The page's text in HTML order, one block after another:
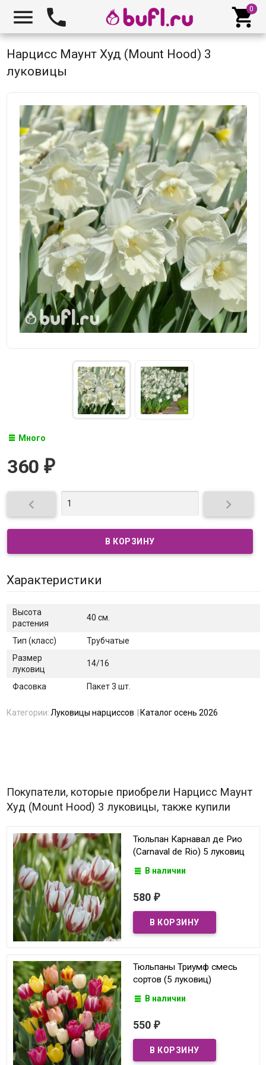
  
Нарцисс Маунт Худ (Mount Hood) 3
луковицы
Много
360 ₽
 
Характеристики
Высота
растения
40 см.
Тип (класс)
Трубчатые
Размер
луковиц
14/16
Фасовка Пакет 3 шт.
Категории:Луковицы нарциссов Каталог осень 2026
Покупатели, которые приобрели Нарцисс Маунт
Худ (Mount Hood) 3 луковицы, также купили
Тюльпан Карнавал де Рио
(Carnaval de Rio) 5 луковиц
В наличии
580 ₽
Тюльпаны Триумф смесь
сортов (5 луковиц)
В наличии
550 ₽